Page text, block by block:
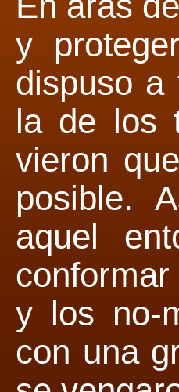
y
dispuso a
la de los
vieron
posible.
aquel
y los no-
con una